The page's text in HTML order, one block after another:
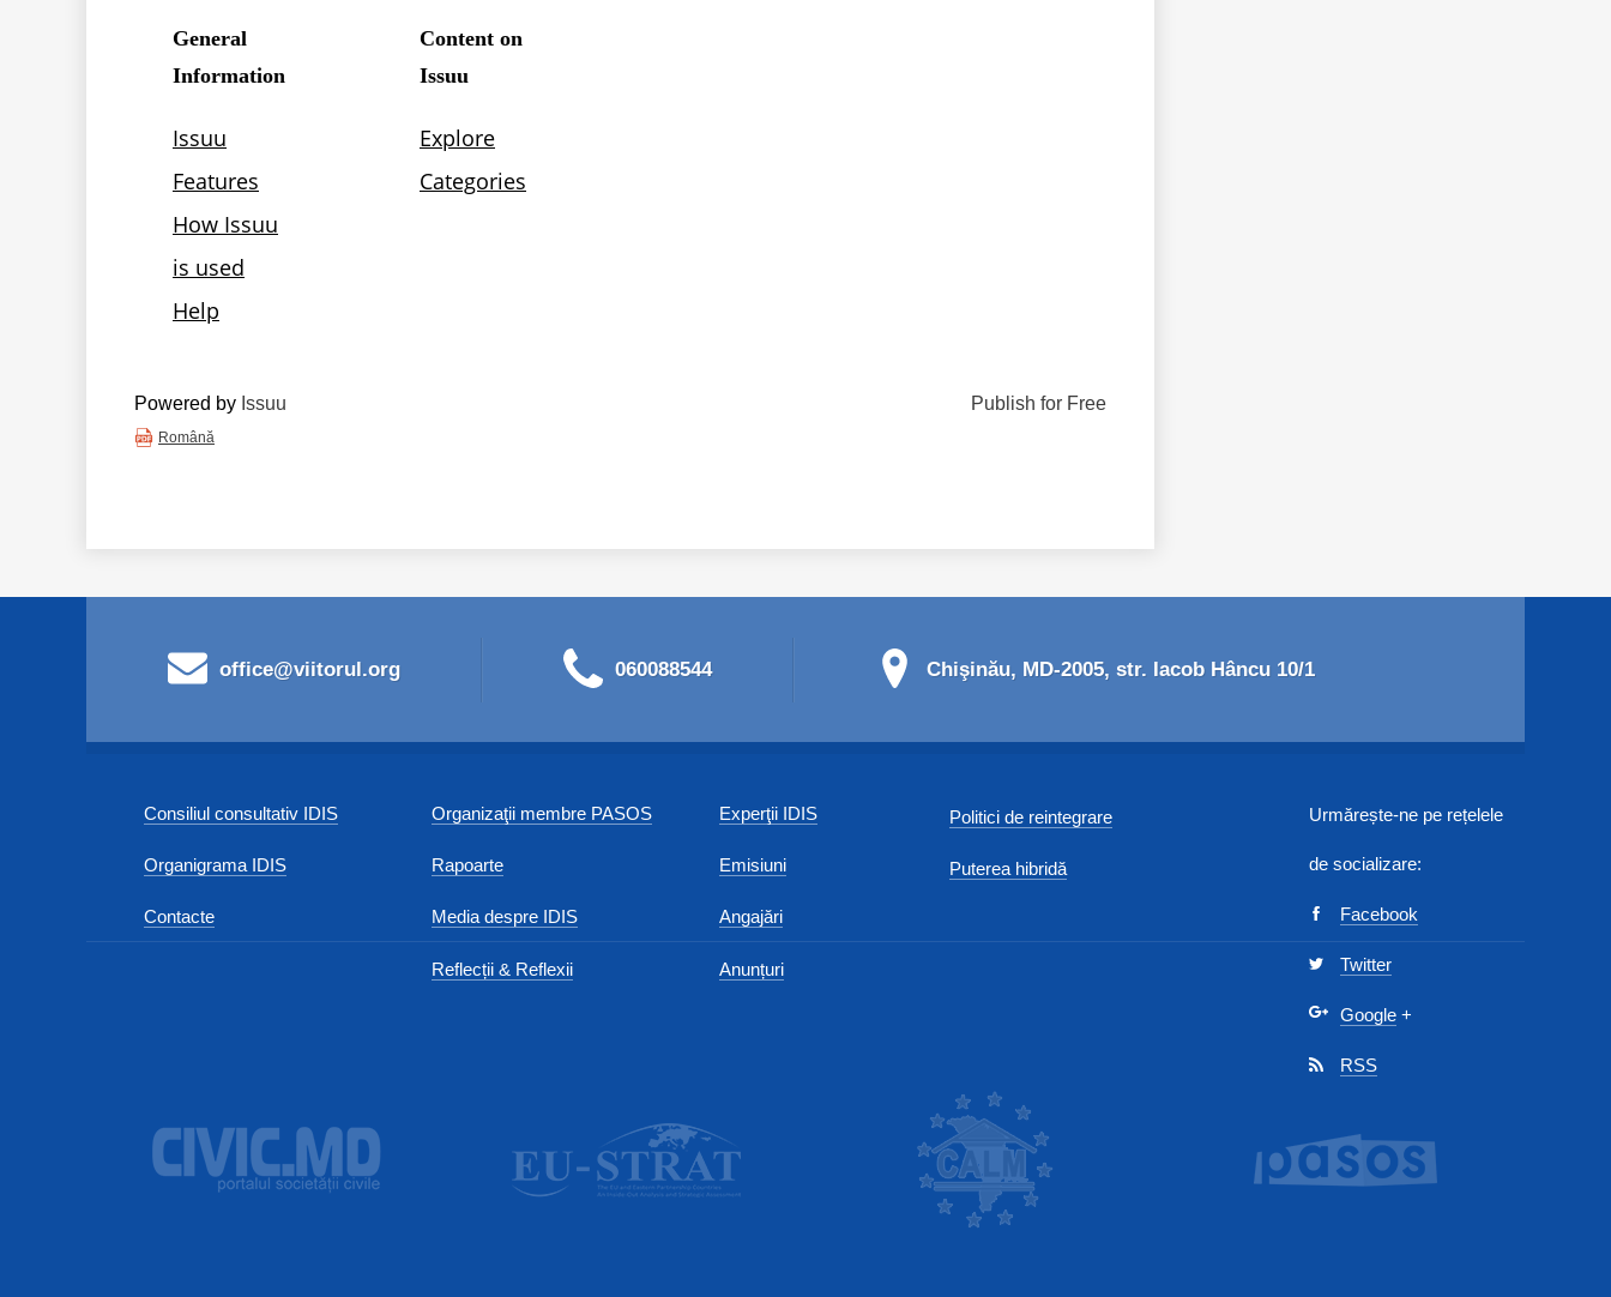
Powered by Issuu Publish for Free
Română
office@viitorul.org 060088544 Chişinău, MD-2005, str. Iacob Hâncu 10/1
Consiliul consultativ IDIS
Organigrama IDIS
Contacte
Organizaţii membre PASOS
Rapoarte
Media despre IDIS
Reflecții & Reflexii
Experţii IDIS
Emisiuni
Angajări
Anunțuri
Politici de reintegrare
Puterea hibridă
Urmărește-ne pe rețelele
de socializare:
Facebook
Twitter
Google +
RSS